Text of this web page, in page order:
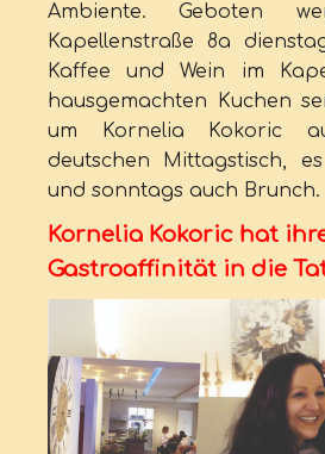
Ambiente. Geboten
Kapellenstraße 8a
Kaffee und Wein im
hausgemachten Kuchen
um Kornelia Kokoric
deutschen Mittagstisch,
und sonntags auch Brunch.
Kornelia Kokoric hat
Gastroaffinität in die